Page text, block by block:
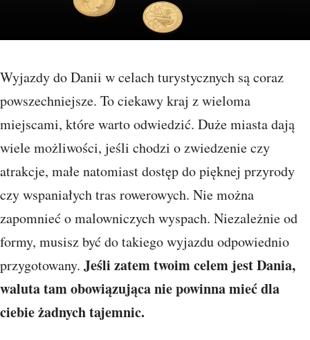
Wyjazdy do Danii w celach turystycznych są coraz
powszechniejsze. To ciekawy kraj z wieloma
miejscami, które warto odwiedzić. Duże miasta dają
wiele możliwości, jeśli chodzi o zwiedzenie czy
atrakcje, małe natomiast dostęp do pięknej przyrody
czy wspaniałych tras rowerowych. Nie można
zapomnieć o malowniczych wyspach. Niezależnie od
formy, musisz być do takiego wyjazdu odpowiednio
przygotowany. Jeśli zatem twoim celem jest Dania,
waluta tam obowiązująca nie powinna mieć dla
ciebie żadnych tajemnic.